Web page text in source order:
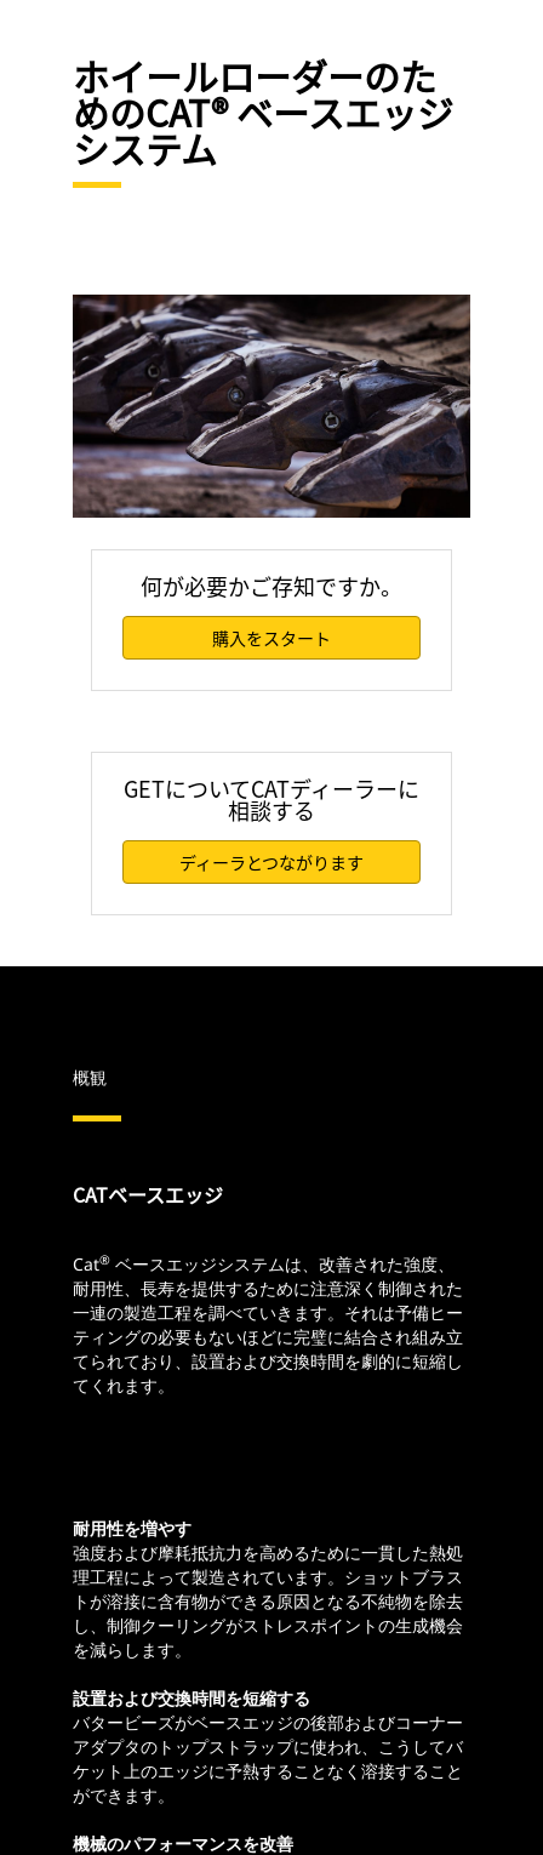
ホイールローダーのた
めのCAT® ベースエッジ
システム
何が必要かご存知ですか。
購入をスタート
GETについてCATディーラーに
相談する
ディーラとつながります
概観
CATベースエッジ
Cat® ベースエッジシステムは、改善された強度、
耐用性、長寿を提供するために注意深く制御された
一連の製造工程を調べていきます。それは予備ヒー
ティングの必要もないほどに完璧に結合され組み立
てられており、設置および交換時間を劇的に短縮し
てくれます。
耐用性を増やす
強度および摩耗抵抗力を高めるために一貫した熱処
理工程によって製造されています。ショットブラス
トが溶接に含有物ができる原因となる不純物を除去
し、制御クーリングがストレスポイントの生成機会
を減らします。
設置および交換時間を短縮する
バタービーズがベースエッジの後部およびコーナー
アダプタのトップストラップに使われ、こうしてバ
ケット上のエッジに予熱することなく溶接すること
ができます。
機械のパフォーマンスを改善